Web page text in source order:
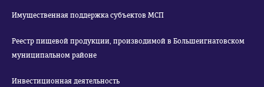
Имущественная поддержка субъектов МСП
Реестр пищевой продукции, производимой в Большеигнатовском
муниципальном районе
Инвестиционная деятельность